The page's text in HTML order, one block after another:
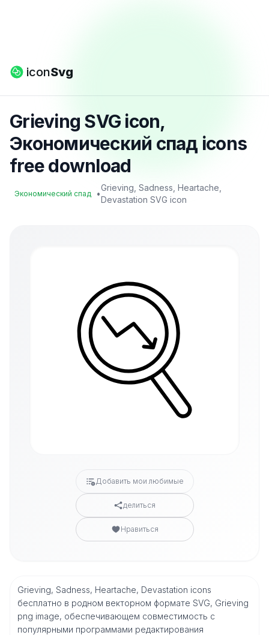
iconSvg
Grieving SVG icon,
Экономический спад icons
free download
Экономический спад •
Grieving, Sadness, Heartache,
Devastation SVG icon
Добавить мои любимые
делиться
Нравиться
Grieving, Sadness, Heartache, Devastation icons
бесплатно в родном векторном формате SVG, Grieving
png image, обеспечивающем совместимость с
популярными программами редактирования